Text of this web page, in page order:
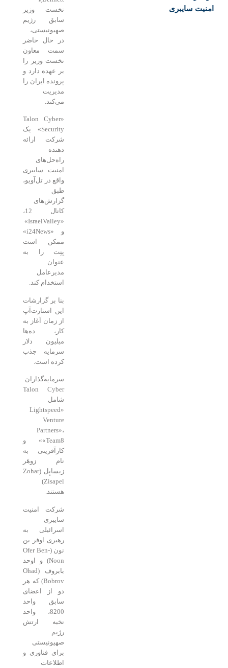
سایبری
نخست وزیر
سابق رژیم
صهیونیستی،
در حال حاضر
سمت معاون
نخست وزیر را
بر عهده دارد و
پرونده ایران را
«Talon Cyber
Security» یک
شرکت ارائه
راه‌حل‌های
امنیت سایبری
واقع در تل‌آویو،
گزارش‌های
«IsraelValley»
و «i24News»
ممکن است
بِنِت را به
مدیرعامل
استخدام کند.
بنا بر گزارشات
این استارت‌آپ
از زمان آغاز به
کار، ده‌ها
میلیون دلار
سرمایه جذب
کرده است.
سرمایه‌گذاران
Talon Cyber
«Lightspeed
Partners»،
«Team8» و
کارآفرینی به
نام زوهَر
زیساپِل (Zohar
شرکت امنیت
اسرائیلی به
رهبری اوفر بن
نون (Ofer Ben-
Noon) و اوحد
بابروف (Ohad
Bobrov) که هر
دو از اعضای
سابق واحد
8200، واحد
نخبه ارتش
صهیونیستی
برای فناوری و
اطلاعات